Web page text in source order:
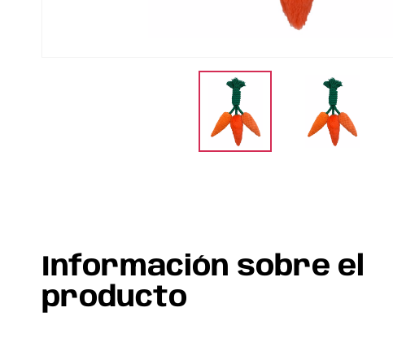
Información sobre el
producto